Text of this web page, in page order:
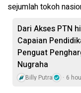
sejumlah tokoh
Dari Akses PTN
Capaian
Penguat
Nugraha
Billy Putra 6